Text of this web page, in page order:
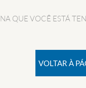
QUE VOCÊ ESTÁ
VOLTAR À